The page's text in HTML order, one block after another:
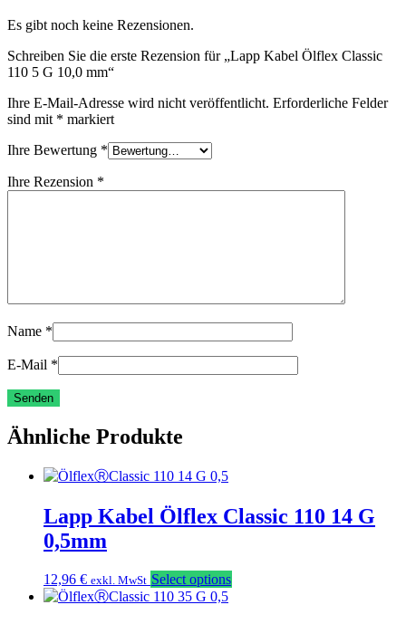
Es gibt noch keine Rezensionen.
Schreiben Sie die erste Rezension für „Lapp Kabel Ölflex Classic
110 5 G 10,0 mm“
Ihre E-Mail-Adresse wird nicht veröffentlicht. Erforderliche Felder
sind mit * markiert
Ihre Bewertung *
Ihre Rezension *
Name *
E-Mail *
Ähnliche Produkte
Lapp Kabel Ölflex Classic 110 14 G
0,5mm
12,96 € exkl. MwSt Select options